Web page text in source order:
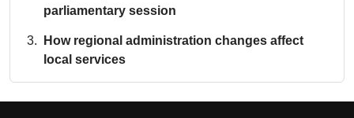
parliamentary session
How regional administration changes affect
local services